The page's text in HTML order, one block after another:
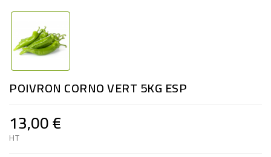
POIVRON CORNO VERT 5KG ESP
13,00 €
HT